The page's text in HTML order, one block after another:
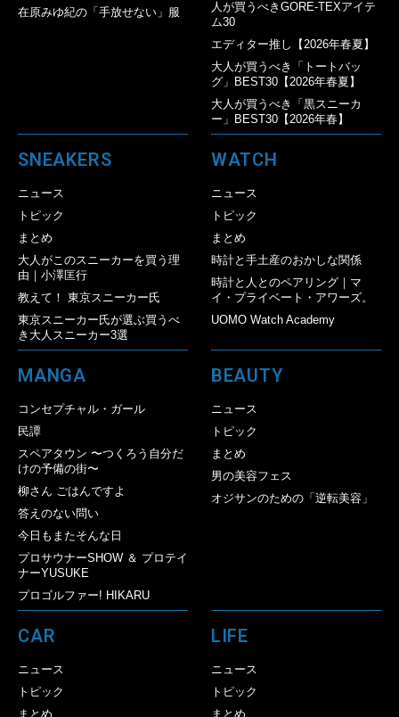
在原みゆ紀の「手放せない」服
人が買うべきGORE-TEXアイテ
ム30
エディター推し【2026年春夏】
大人が買うべき「トートバッ
グ」BEST30【2026年春夏】
大人が買うべき「黒スニーカ
ー」BEST30【2026年春】
SNEAKERS
ニュース
トピック
まとめ
大人がこのスニーカーを買う理
由｜小澤匡行
教えて！ 東京スニーカー氏
東京スニーカー氏が選ぶ買うべ
き大人スニーカー3選
WATCH
ニュース
トピック
まとめ
時計と手土産のおかしな関係
時計と人とのペアリング｜マ
イ・プライベート・アワーズ。
UOMO Watch Academy
MANGA
コンセプチャル・ガール
民譚
スペアタウン 〜つくろう自分だ
けの予備の街〜
柳さん ごはんですよ
答えのない問い
今日もまたそんな日
プロサウナーSHOW ＆ プロテイ
ナーYUSUKE
プロゴルファー! HIKARU
BEAUTY
ニュース
トピック
まとめ
男の美容フェス
オジサンのための「逆転美容」
CAR
ニュース
トピック
まとめ
LIFE
ニュース
トピック
まとめ